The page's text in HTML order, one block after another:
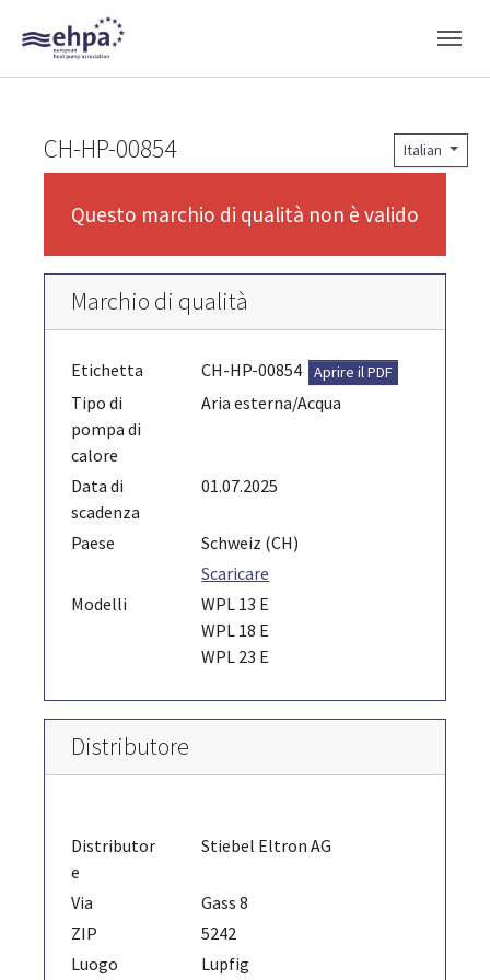
Skip to main navigation
Skip to main content
Skip to page footer
Italian
CH-HP-00854
Questo marchio di qualità non è valido
Marchio di qualità
Etichetta CH-HP-00854 Aprire il PDF
Tipo di
pompa di
calore
Aria esterna/Acqua
Data di
scadenza
01.07.2025
Paese
Schweiz (CH)
Scaricare
Modelli
WPL 13 E
WPL 18 E
WPL 23 E
Distributore
Distributor
e
Stiebel Eltron AG
Via
Gass 8
ZIP
5242
Luogo
Lupfig